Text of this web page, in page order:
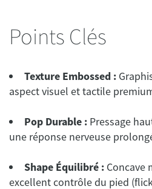
Points Clés
Texture Embossed :
aspect visuel et tactile
Pop Durable : Pressage
une réponse nerveuse
Shape Équilibré : Concave
excellent contrôle du pied